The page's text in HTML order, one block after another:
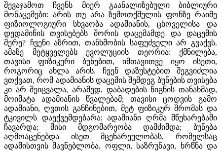
შევაჯამოთ ჩვენს მიერ გაანალიზებული ბიბლიური
მონაცემები: არის თუ არა ზემოთქმულის ფონზე რაიმე
ფიზიოლოგიური სხვაობა ადამიანის, ცხოველისა და
დედამიწის თვისებებს შორის დაცემამდე და დაცემის
მერე? ჩვენი აზრით, თანხმობის საფუძველი არ გვაქვს.
ამაზე მეტყველებს ევოლუციის თეორია: ქმნილება,
თავისი ფიზიკური ბუნებით, იმთავითვე იყო ისეთი,
როგორიც ახლა არის. ჩვენ დაზუსტებით შეგვიძლია
ვთქვათ, რომ ადამიანის დაცემის შემდეგ ბუნების თვისება
კი არ შეიცვალა, არამედ, დაბადების წიგნის თანახმად,
მოიმატა ადამიანის წვალებამ; თავისი ცოდვის გამო
ადამიანი, ღვთის განჩინებით, მეტ ფიზიკურ შრომას და
ტკივილს დაექვემდებარა; ადამიანი ღრმა მწუხარებაში
ჩავარდა; მისი მდგომარეობა დამძიმდა; ბუნება
აღმოაცენებდა ისეთ მცენარეულობას, რომელსაც
ადამისთვის მავნებლობა, ოფლი, საზრუნავი, ხრწნა და